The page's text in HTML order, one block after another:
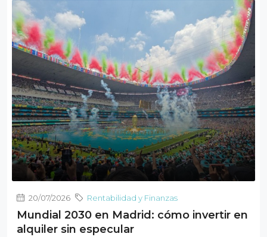
20/07/2026 Rentabilidad y Finanzas
Mundial 2030 en Madrid: cómo invertir en
alquiler sin especular